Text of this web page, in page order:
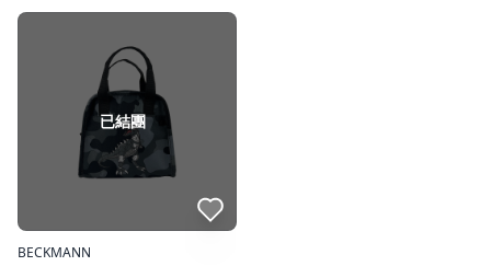
已結團
BECKMANN